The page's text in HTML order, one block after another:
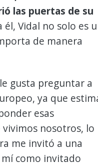
las puertas de su
él, Vidal no solo es
de manera
gusta preguntar a
ya que
esas
vivimos nosotros, lo
me invitó a una
mí como invitado